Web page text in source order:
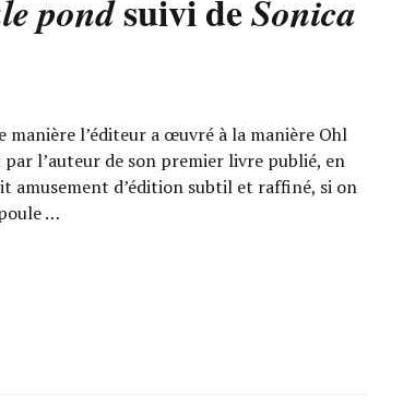
pondsuivi deSonica
manière l’éditeur a œuvré à la manière Ohl
l’auteur de son premier livre publié, en
amusement d’édition subtil et raffiné, si on
…